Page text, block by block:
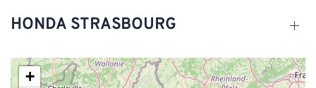
HONDA STRASBOURG
+